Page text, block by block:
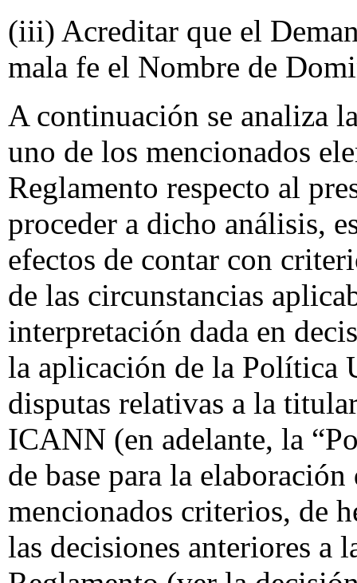
(iii) Acreditar que el
mala fe el Nombre de
A continuación se analiza
uno de los mencionados
Reglamento respecto al
proceder a dicho análisis,
efectos de contar con
de las circunstancias
interpretación dada en
la aplicación de la Política
disputas relativas a la
ICANN (en adelante, la
de base para la
mencionados criterios, de
las decisiones anteriores a